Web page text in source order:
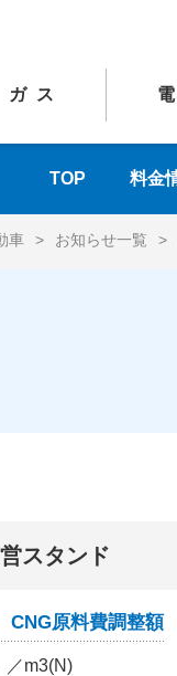
ガス
TOP 料金
車 お知らせ一覧
スタンド
原料費調整額
／m3(N)